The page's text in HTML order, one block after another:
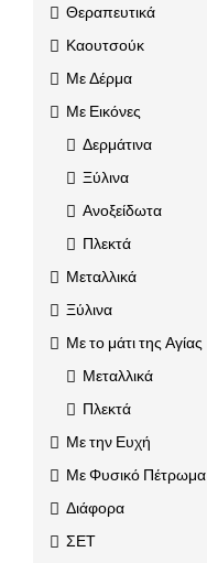
Θεραπευτικά
Καουτσούκ
Με Δέρμα
Με Εικόνες
Δερμάτινα
Ξύλινα
Ανοξείδωτα
Πλεκτά
Μεταλλικά
Ξύλινα
Με το μάτι της Αγίας
Μεταλλικά
Πλεκτά
Με την Ευχή
Με Φυσικό Πέτρωμα
Διάφορα
ΣΕΤ